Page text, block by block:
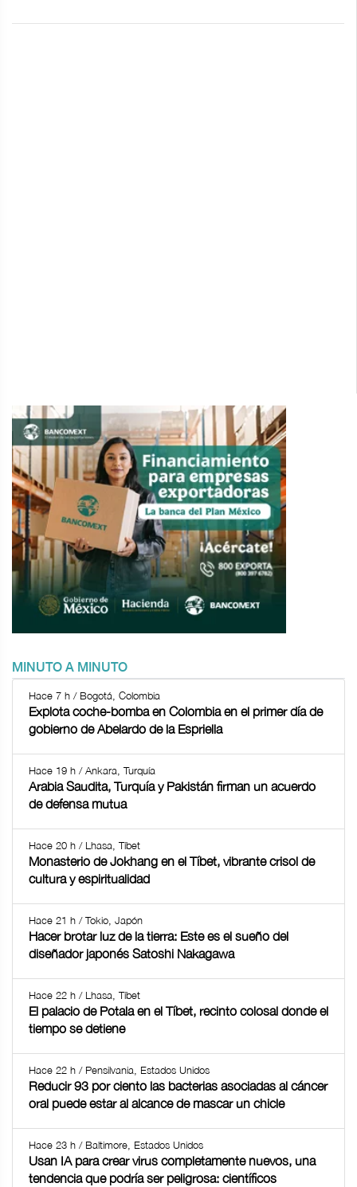
MINUTO A MINUTO
Hace 7 h / Bogotá, Colombia
Explota coche-bomba en Colombia en el primer día de
gobierno de Abelardo de la Espriella
Hace 19 h / Ankara, Turquía
Arabia Saudita, Turquía y Pakistán firman un acuerdo
de defensa mutua
Hace 20 h / Lhasa, Tíbet
Monasterio de Jokhang en el Tíbet, vibrante crisol de
cultura y espiritualidad
Hace 21 h / Tokio, Japón
Hacer brotar luz de la tierra: Este es el sueño del
diseñador japonés Satoshi Nakagawa
Hace 22 h / Lhasa, Tíbet
El palacio de Potala en el Tíbet, recinto colosal donde el
tiempo se detiene
Hace 22 h / Pensilvania, Estados Unidos
Reducir 93 por ciento las bacterias asociadas al cáncer
oral puede estar al alcance de mascar un chicle
Hace 23 h / Baltimore, Estados Unidos
Usan IA para crear virus completamente nuevos, una
tendencia que podría ser peligrosa: científicos